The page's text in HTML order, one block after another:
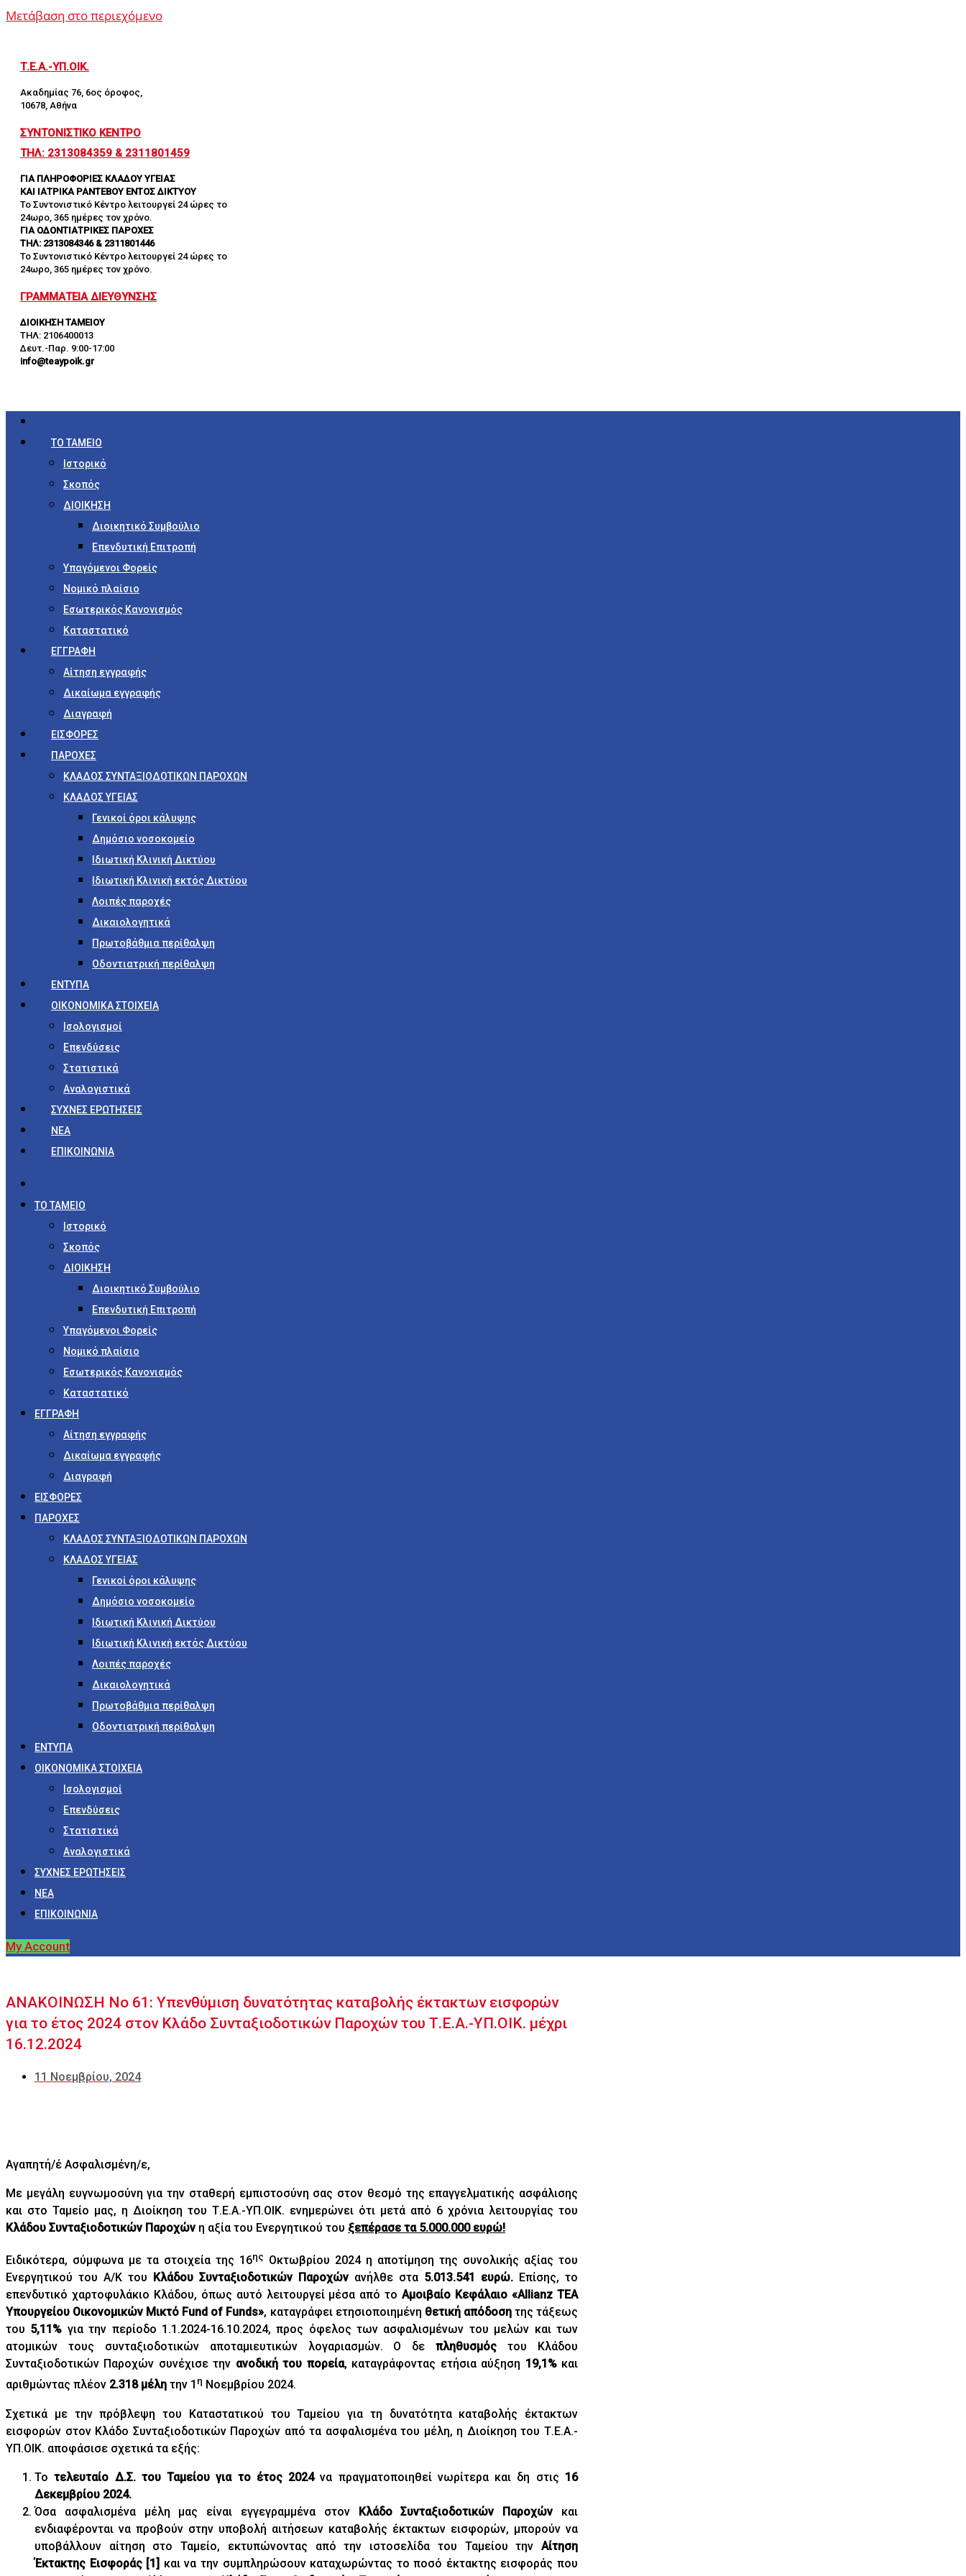
Μετάβαση στο περιεχόμενο
Τ.Ε.Α.-ΥΠ.ΟΙΚ.
Ακαδημίας 76, 6ος όροφος,
10678, Αθήνα
ΣΥΝΤΟΝΙΣΤΙΚΟ ΚΕΝΤΡΟ
ΤΗΛ: 2313084359 & 2311801459
ΓΙΑ ΠΛΗΡΟΦΟΡΙΕΣ ΚΛΑΔΟΥ ΥΓΕΙΑΣ
ΚΑΙ ΙΑΤΡΙΚΑ ΡΑΝΤΕΒΟΥ ΕΝΤΟΣ ΔΙΚΤΥΟΥ
Το Συντονιστικό Κέντρο λειτουργεί 24 ώρες το
24ωρο, 365 ημέρες τον χρόνο.
ΓΙΑ ΟΔΟΝΤΙΑΤΡΙΚΕΣ ΠΑΡΟΧΕΣ
ΤΗΛ: 2313084346 & 2311801446
Το Συντονιστικό Κέντρο λειτουργεί 24 ώρες το
24ωρο, 365 ημέρες τον χρόνο.
ΓΡΑΜΜΑΤΕΙΑ ΔΙΕΥΘΥΝΣΗΣ
ΔΙΟΙΚΗΣΗ ΤΑΜΕΙΟΥ
ΤΗΛ: 2106400013
Δευτ.-Παρ. 9:00-17:00
info@teaypoik.gr
ΤΟ ΤΑΜΕΙΟ
Ιστορικό
Σκοπός
ΔΙΟΙΚΗΣΗ
Διοικητικό Συμβούλιο
Επενδυτική Επιτροπή
Υπαγόμενοι Φορείς
Νομικό πλαίσιο
Εσωτερικός Κανονισμός
Καταστατικό
ΕΓΓΡΑΦΗ
Αίτηση εγγραφής
Δικαίωμα εγγραφής
Διαγραφή
ΕΙΣΦΟΡΕΣ
ΠΑΡΟΧΕΣ
ΚΛΑΔΟΣ ΣΥΝΤΑΞΙΟΔΟΤΙΚΩΝ ΠΑΡΟΧΩΝ
ΚΛΑΔΟΣ ΥΓΕΙΑΣ
Γενικοί όροι κάλυψης
Δημόσιο νοσοκομείο
Ιδιωτική Κλινική Δικτύου
Ιδιωτική Κλινική εκτός Δικτύου
Λοιπές παροχές
Δικαιολογητικά
Πρωτοβάθμια περίθαλψη
Οδοντιατρική περίθαλψη
ΕΝΤΥΠΑ
ΟΙΚΟΝΟΜΙΚΑ ΣΤΟΙΧΕΙΑ
Ισολογισμοί
Επενδύσεις
Στατιστικά
Αναλογιστικά
ΣΥΧΝΕΣ ΕΡΩΤΗΣΕΙΣ
ΝΕΑ
ΕΠΙΚΟΙΝΩΝΙΑ
ΤΟ ΤΑΜΕΙΟ
Ιστορικό
Σκοπός
ΔΙΟΙΚΗΣΗ
Διοικητικό Συμβούλιο
Επενδυτική Επιτροπή
Υπαγόμενοι Φορείς
Νομικό πλαίσιο
Εσωτερικός Κανονισμός
Καταστατικό
ΕΓΓΡΑΦΗ
Αίτηση εγγραφής
Δικαίωμα εγγραφής
Διαγραφή
ΕΙΣΦΟΡΕΣ
ΠΑΡΟΧΕΣ
ΚΛΑΔΟΣ ΣΥΝΤΑΞΙΟΔΟΤΙΚΩΝ ΠΑΡΟΧΩΝ
ΚΛΑΔΟΣ ΥΓΕΙΑΣ
Γενικοί όροι κάλυψης
Δημόσιο νοσοκομείο
Ιδιωτική Κλινική Δικτύου
Ιδιωτική Κλινική εκτός Δικτύου
Λοιπές παροχές
Δικαιολογητικά
Πρωτοβάθμια περίθαλψη
Οδοντιατρική περίθαλψη
ΕΝΤΥΠΑ
ΟΙΚΟΝΟΜΙΚΑ ΣΤΟΙΧΕΙΑ
Ισολογισμοί
Επενδύσεις
Στατιστικά
Αναλογιστικά
ΣΥΧΝΕΣ ΕΡΩΤΗΣΕΙΣ
ΝΕΑ
ΕΠΙΚΟΙΝΩΝΙΑ
My Account
ΑΝΑΚΟΙΝΩΣΗ No 61: Υπενθύμιση δυνατότητας καταβολής έκτακτων εισφορών
για το έτος 2024 στον Κλάδο Συνταξιοδοτικών Παροχών του Τ.Ε.Α.-ΥΠ.ΟΙΚ. μέχρι
16.12.2024
11 Νοεμβρίου, 2024
Αγαπητή/έ Ασφαλισμένη/ε,
Με μεγάλη ευγνωμοσύνη για την σταθερή εμπιστοσύνη σας στον θεσμό της επαγγελματικής ασφάλισης
και στο Ταμείο μας, η Διοίκηση του Τ.Ε.Α.-ΥΠ.ΟΙΚ. ενημερώνει ότι μετά από 6 χρόνια λειτουργίας του
Κλάδου Συνταξιοδοτικών Παροχών η αξία του Ενεργητικού του ξεπέρασε τα 5.000.000 ευρώ!
Ειδικότερα, σύμφωνα με τα στοιχεία της 16ης Οκτωβρίου 2024 η αποτίμηση της συνολικής αξίας του
Ενεργητικού του Α/Κ του
Κλάδου Συνταξιοδοτικών Παροχών ανήλθε στα 5.013.541 ευρώ. Επίσης, το
επενδυτικό χαρτοφυλάκιο Κλάδου, όπως αυτό λειτουργεί μέσα από τοΑμοιβαίο Κεφάλαιο «Allianz ΤΕΑ
Υπουργείου Οικονομικών Μικτό Fund of Funds», καταγράφει ετησιοποιημένη θετική απόδοσητης τάξεως
του 5,11% για την περίοδο 1.1.2024-16.10.2024, προς όφελος των ασφαλισμένων του μελών και των
ατομικών τους συνταξιοδοτικών αποταμιευτικών λογαριασμών. Ο δεπληθυσμόςτου Κλάδου
Συνταξιοδοτικών Παροχών συνέχισε την ανοδική του πορεία, καταγράφοντας ετήσια αύξηση 19,1%και
αριθμώντας πλέον 2.318 μέλη την 1 η Νοεμβρίου 2024.
Σχετικά με την πρόβλεψη του Καταστατικού του Ταμείου για τη δυνατότητα καταβολής έκτακτων
εισφορών στον Κλάδο Συνταξιοδοτικών Παροχών από τα ασφαλισμένα του μέλη, η Διοίκηση του Τ.Ε.Α.-
ΥΠ.ΟΙΚ. αποφάσισε σχετικά τα εξής:
Το τελευταίο Δ.Σ. του Ταμείου για το έτος 2024να πραγματοποιηθεί νωρίτερα και δη στις 16
Δεκεμβρίου 2024.
Όσα ασφαλισμένα μέλη μας είναι εγγεγραμμένα στον Κλάδο Συνταξιοδοτικών Παροχών και
ενδιαφέρονται να προβούν στην υποβολή αιτήσεων καταβολής έκτακτων εισφορών, μπορούν να
υποβάλλουν αίτηση στο Ταμείο, εκτυπώνοντας από την ιστοσελίδα του Ταμείου την Αίτηση
Έκτακτης Εισφοράς [1] και να την συμπληρώσουν καταχωρώντας το ποσό έκτακτης εισφοράς που